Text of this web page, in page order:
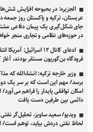
الجزیره: در بحبوحه افزایش
عربستان، ترکیه و پاکستان روز
جای شکل‌گیری یک پیمان دفاعی
در حوزه‌های نظامی و تجاری منجر
ادعای کانال ۱۲
فرودگاه بن‌گوریون مستقر بودند، آغاز
وزیر خارجه ترکیه: انشاءالله که
امکان توافقی پایدار را فراهم
دائمی بین طرفین دست یافت
ویدیو/ سعید ساویز، تحلیل‌گر نفتی:
لحاظ نفتی دردش بیاید، توهم